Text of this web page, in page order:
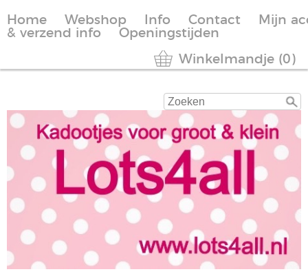
Home Webshop Info Contact
Mijn
& verzend info
Openingstijden
Winkelmandje (0)